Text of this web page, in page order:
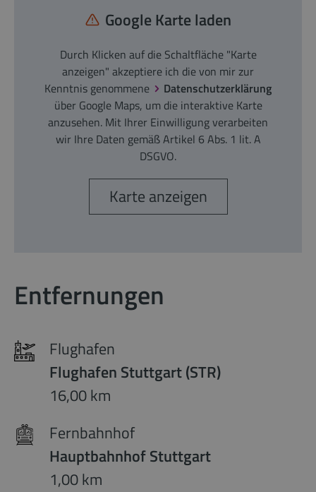
Google Karte laden
Durch Klicken auf die Schaltfläche "Karte
anzeigen" akzeptiere ich die von mir zur
Kenntnis genommene
Datenschutzerklärung
über Google Maps, um die interaktive Karte
anzusehen. Mit Ihrer Einwilligung verarbeiten
wir Ihre Daten gemäß Artikel 6 Abs. 1 lit. A
DSGVO.
Karte anzeigen
Entfernungen
Flughafen
Flughafen Stuttgart (STR)
16,00 km
Fernbahnhof
Hauptbahnhof Stuttgart
1,00 km